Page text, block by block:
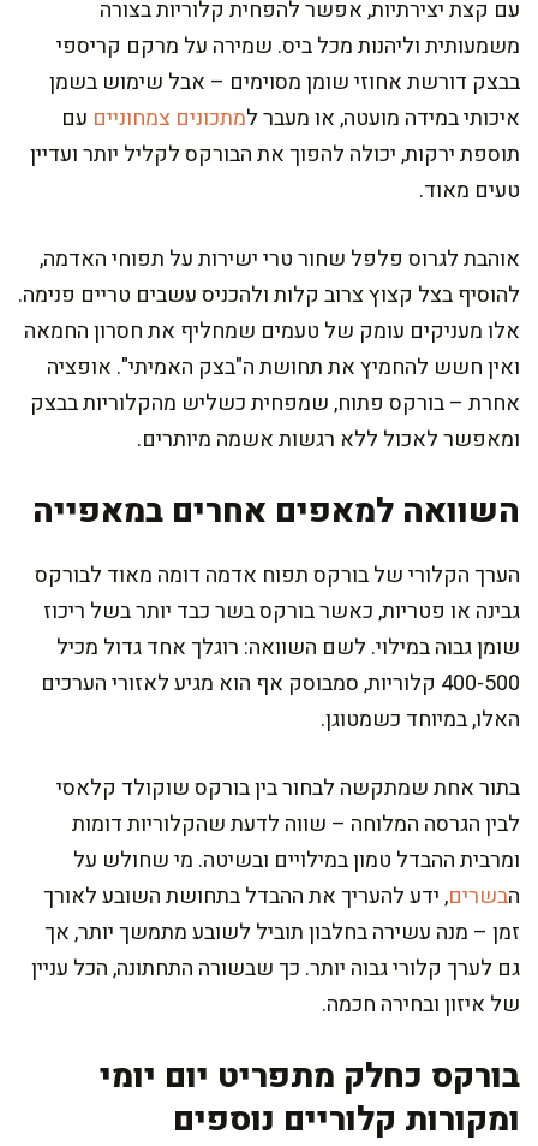
עם קצת יצירתיות, אפשר להפחית קלוריות בצורה
משמעותית וליהנות מכל ביס. שמירה על מרקם קריספי
בבצק דורשת אחוזי שומן מסוימים – אבל שימוש בשמן
איכותי במידה מועטה, או מעבר למתכונים צמחוניים עם
תוספת ירקות, יכולה להפוך את הבורקס לקליל יותר ועדיין
טעים מאוד.
אוהבת לגרוס פלפל שחור טרי ישירות על תפוחי האדמה,
להוסיף בצל קצוץ צרוב קלות ולהכניס עשבים טריים פנימה.
אלו מעניקים עומק של טעמים שמחליף את חסרון החמאה
ואין חשש להחמיץ את תחושת ה"בצק האמיתי". אופציה
אחרת – בורקס פתוח, שמפחית כשליש מהקלוריות בבצק
ומאפשר לאכול ללא רגשות אשמה מיותרים.
השוואה למאפים אחרים במאפייה
הערך הקלורי של בורקס תפוח אדמה דומה מאוד לבורקס
גבינה או פטריות, כאשר בורקס בשר כבד יותר בשל ריכוז
שומן גבוה במילוי. לשם השוואה: רוגלך אחד גדול מכיל
400-500 קלוריות, סמבוסק אף הוא מגיע לאזורי הערכים
האלו, במיוחד כשמטוגן.
בתור אחת שמתקשה לבחור בין בורקס שוקולד קלאסי
לבין הגרסה המלוחה – שווה לדעת שהקלוריות דומות
ומרבית ההבדל טמון במילויים ובשיטה. מי שחולש על
הבשרים, ידע להעריך את ההבדל בתחושת השובע לאורך
זמן – מנה עשירה בחלבון תוביל לשובע מתמשך יותר, אך
גם לערך קלורי גבוה יותר. כך שבשורה התחתונה, הכל עניין
של איזון ובחירה חכמה.
בורקס כחלק מתפריט יום יומי
ומקורות קלוריים נוספים